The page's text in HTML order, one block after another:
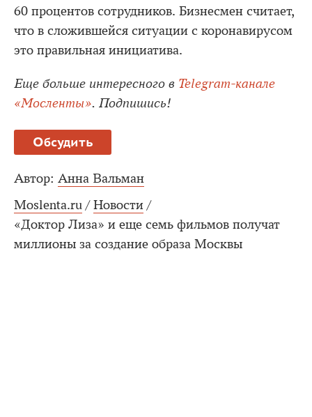
60 процентов сотрудников. Бизнесмен считает,
что в сложившейся ситуации с коронавирусом
это правильная инициатива.
Еще больше интересного в Telegram-канале
«Мосленты». Подпишись!
Обсудить
Автор: Анна Вальман
Moslenta.ru / Новости /
«Доктор Лиза» и еще семь фильмов получат
миллионы за создание образа Москвы